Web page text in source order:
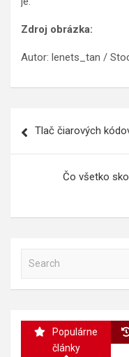
Zdroj obrázka:
Autor: lenets_tan /
Tlač čiarových
Čo všetko
a
Populárne
články